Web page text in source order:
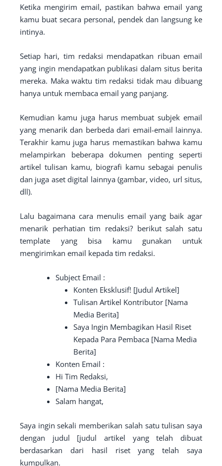
Ketika mengirim email, pastikan bahwa email yang
kamu buat secara personal, pendek dan langsung ke
intinya.
Setiap hari, tim redaksi mendapatkan ribuan email
yang ingin mendapatkan publikasi dalam situs berita
mereka. Maka waktu tim redaksi tidak mau dibuang
hanya untuk membaca email yang panjang.
Kemudian kamu juga harus membuat subjek email
yang menarik dan berbeda dari email-email lainnya.
Terakhir kamu juga harus memastikan bahwa kamu
melampirkan beberapa dokumen penting seperti
artikel tulisan kamu, biografi kamu sebagai penulis
dan juga aset digital lainnya (gambar, video, url situs,
dll).
Lalu bagaimana cara menulis email yang baik agar
menarik perhatian tim redaksi? berikut salah satu
template yang bisa kamu gunakan untuk
mengirimkan email kepada tim redaksi.
Subject Email :
Konten Eksklusif! [Judul Artikel]
Tulisan Artikel Kontributor [Nama
Media Berita]
Saya Ingin Membagikan Hasil Riset
Kepada Para Pembaca [Nama Media
Berita]
Konten Email :
Hi Tim Redaksi,
[Nama Media Berita]
Salam hangat,
Saya ingin sekali memberikan salah satu tulisan saya
dengan judul [judul artikel yang telah dibuat
berdasarkan dari hasil riset yang telah saya
kumpulkan.